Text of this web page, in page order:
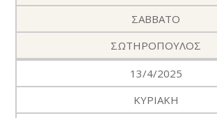
ΣΑΒΒΑΤΟ
ΣΩΤΗΡΟΠΟΥΛΟΣ
13/4/2025
ΚΥΡΙΑΚΗ